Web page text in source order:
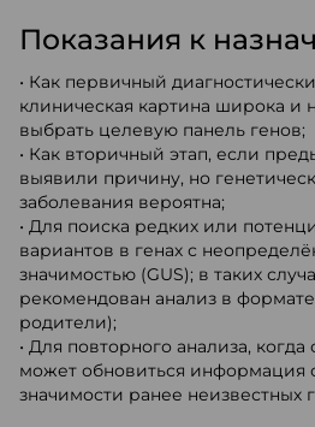
Показания к
• Как первичный
клиническая картина широка и
выбрать целевую панель генов;
• Как вторичный этап, если
выявили причину, но
заболевания вероятна;
• Для поиска редких или
вариантов в генах с
значимостью (GUS); в таких
рекомендован анализ в
родители);
• Для повторного анализа,
может обновиться информация
значимости ранее неизвестных